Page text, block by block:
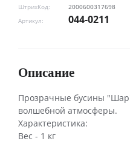
ШтрихКод:
2000600317698
Артикул:
044-0211
Описание
Прозрачные бусины
волшебной атмосферы.
Характеристика:
Вес - 1 кг